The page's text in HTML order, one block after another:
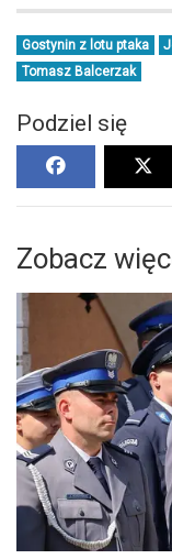
Gostynin z lotu ptaka
Tomasz Balcerzak
Podziel się
Zobacz